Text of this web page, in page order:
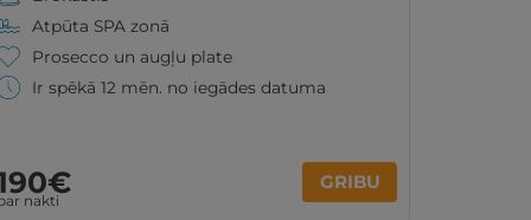
Atpūta SPA zonā
Prosecco un augļu plate
Ir spēkā 12 mēn. no iegādes datuma
nakti
GRIBU